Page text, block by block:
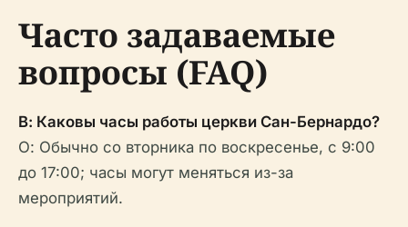
Часто задаваемые
вопросы (FAQ)
В: Каковы часы работы церкви Сан-Бернардо?
О: Обычно со вторника по воскресенье, с 9:00
до 17:00; часы могут меняться из-за
мероприятий.